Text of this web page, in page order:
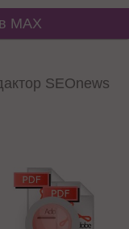
MAX
SEOnews